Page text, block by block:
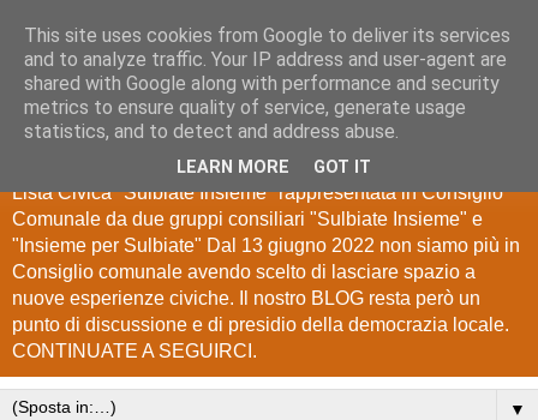
Lista Civica "Sulbiate
Insieme"
Blog di Informazione e Comunicazione degli elettori della
Lista Civica "Sulbiate Insieme" rappresentata in Consiglio
Comunale da due gruppi consiliari "Sulbiate Insieme" e
"Insieme per Sulbiate" Dal 13 giugno 2022 non siamo più in
Consiglio comunale avendo scelto di lasciare spazio a
nuove esperienze civiche. Il nostro BLOG resta però un
punto di discussione e di presidio della democrazia locale.
CONTINUATE A SEGUIRCI.
▼
This site uses cookies from Google to deliver its services
and to analyze traffic. Your IP address and user-agent are
shared with Google along with performance and security
metrics to ensure quality of service, generate usage
statistics, and to detect and address abuse.
LEARN MORE GOT IT